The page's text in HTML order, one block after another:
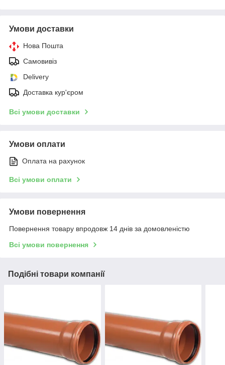
Умови доставки
Нова Пошта
Самовивіз
Delivery
Доставка кур'єром
Всі умови доставки
Умови оплати
Оплата на рахунок
Всі умови оплати
Умови повернення
Повернення товару впродовж 14 днів за домовленістю
Всі умови повернення
Подібні товари компанії